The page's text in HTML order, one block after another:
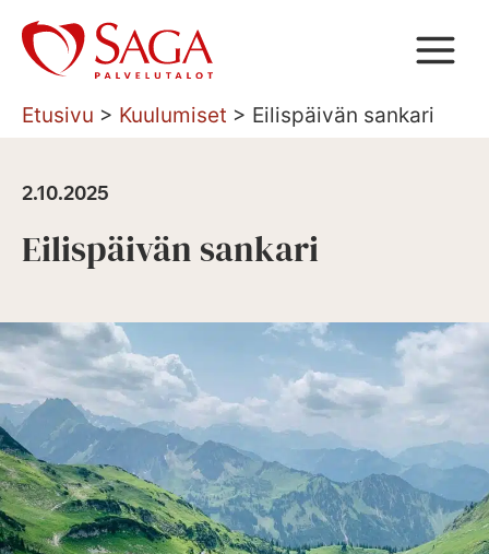
Siirry
sisältöön
Etusivu > Kuulumiset > Eilispäivän sankari
2.10.2025
Eilispäivän sankari